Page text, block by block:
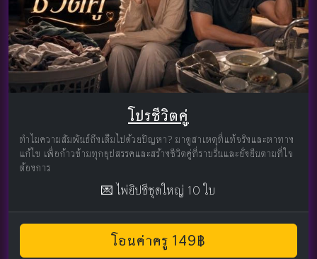
โปรชีวิตคู่
ทำไมความสัมพันธ์ถึงเต็มไปด้วยปัญหา? มาดูสาเหตุที่แท้จริงและหาทาง
แก้ไข เพื่อก้าวข้ามทุกอุปสรรคและสร้างชีวิตคู่ที่ราบรื่นและยั่งยืนตามที่ใจ
ต้องการ
💌 ไพ่ยิปซีชุดใหญ่ 10 ใบ
โอนค่าครู 149฿